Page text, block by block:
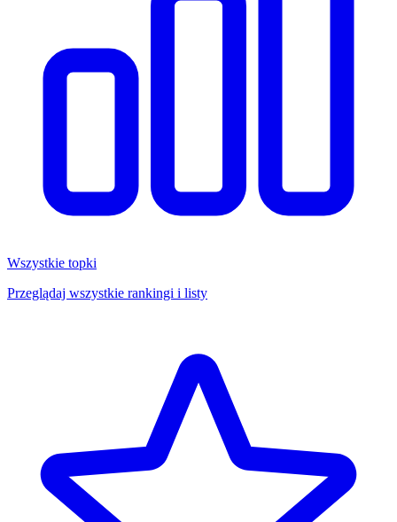
Wszystkie topki
Przeglądaj wszystkie rankingi i listy